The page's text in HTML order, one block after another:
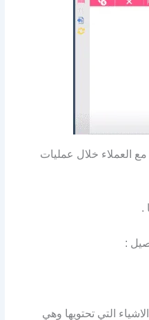
العملاء خلال عمليات
.
:
التي تحتويها وهي